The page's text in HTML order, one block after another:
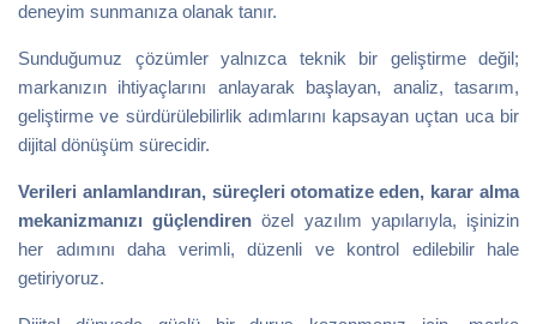
deneyim sunmanıza olanak tanır.
Sunduğumuz çözümler yalnızca teknik bir geliştirme değil;
markanızın ihtiyaçlarını anlayarak başlayan, analiz, tasarım,
geliştirme ve sürdürülebilirlik adımlarını kapsayan uçtan uca bir
dijital dönüşüm sürecidir.
Verileri anlamlandıran, süreçleri otomatize eden, karar alma
mekanizmanızı güçlendiren özel yazılım yapılarıyla, işinizin
her adımını daha verimli, düzenli ve kontrol edilebilir hale
getiriyoruz.